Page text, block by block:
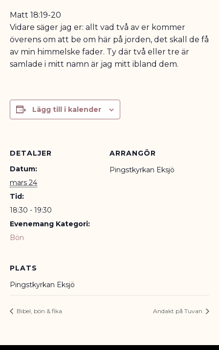
Matt 18:19-20
Vidare säger jag er: allt vad två av er kommer
överens om att be om här på jorden, det skall de få
av min himmelske fader. Ty där två eller tre är
samlade i mitt namn är jag mitt ibland dem.
Lägg till i kalender
DETALJER
Datum:
mars 24
Tid:
18:30 - 19:30
Evenemang Kategori:
Bön
ARRANGÖR
Pingstkyrkan Eksjö
PLATS
Pingstkyrkan Eksjö
Bibel, bön & fika Andakt på Tuvan